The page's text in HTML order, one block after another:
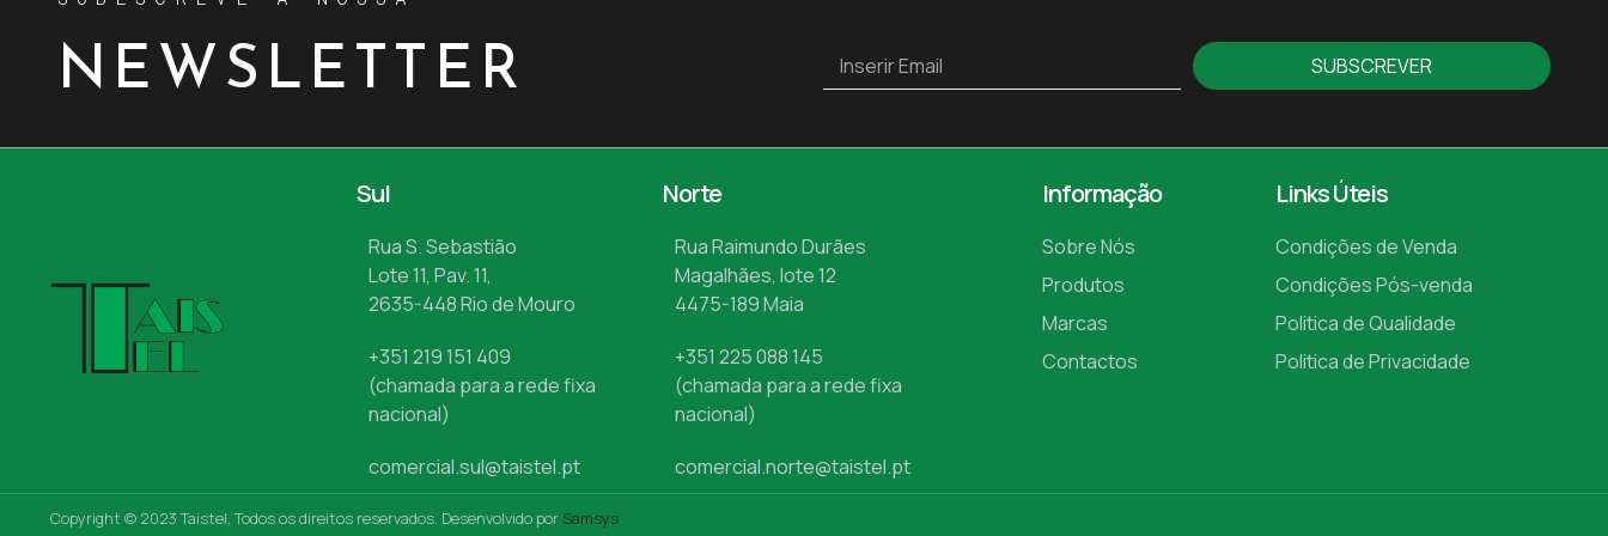
NEWSLETTER SUBSCREVER
Sul
Rua S. Sebastião
Lote 11, Pav. 11,
2635-448 Rio de Mouro
+351 219 151 409
(chamada para a rede fixa
nacional)
comercial.sul@taistel.pt
Norte
Rua Raimundo Durães
Magalhães, lote 12
4475-189 Maia
+351 225 088 145
(chamada para a rede fixa
nacional)
comercial.norte@taistel.pt
Informação
Sobre Nós
Produtos
Marcas
Contactos
Links Úteis
Condições de Venda
Condições Pós-venda
Politica de Qualidade
Politica de Privacidade
Copyright © 2023 Taistel, Todos os direitos reservados. Desenvolvido por Samsys